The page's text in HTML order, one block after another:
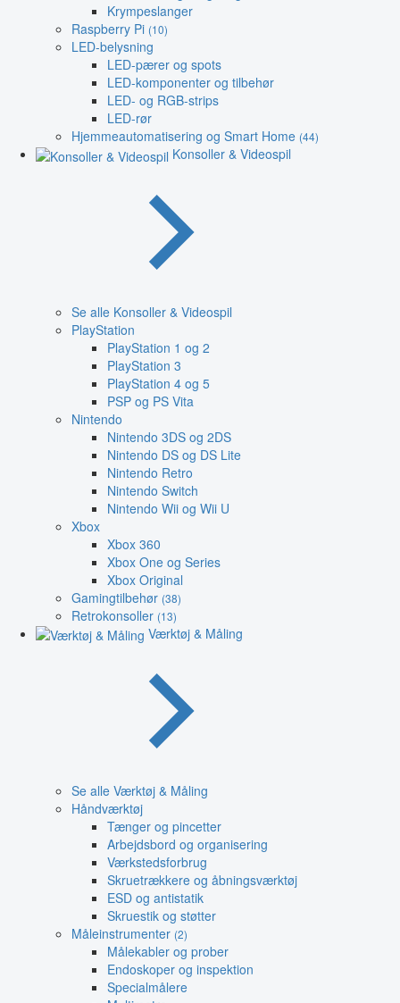
Krympeslanger
Raspberry Pi (10)
LED-belysning
LED-pærer og spots
LED-komponenter og tilbehør
LED- og RGB-strips
LED-rør
Hjemmeautomatisering og Smart Home (44)
Konsoller & Videospil
Se alle Konsoller & Videospil
PlayStation
PlayStation 1 og 2
PlayStation 3
PlayStation 4 og 5
PSP og PS Vita
Nintendo
Nintendo 3DS og 2DS
Nintendo DS og DS Lite
Nintendo Retro
Nintendo Switch
Nintendo Wii og Wii U
Xbox
Xbox 360
Xbox One og Series
Xbox Original
Gamingtilbehør (38)
Retrokonsoller (13)
Værktøj & Måling
Se alle Værktøj & Måling
Håndværktøj
Tænger og pincetter
Arbejdsbord og organisering
Værkstedsforbrug
Skruetrækkere og åbningsværktøj
ESD og antistatik
Skruestik og støtter
Måleinstrumenter (2)
Målekabler og prober
Endoskoper og inspektion
Specialmålere